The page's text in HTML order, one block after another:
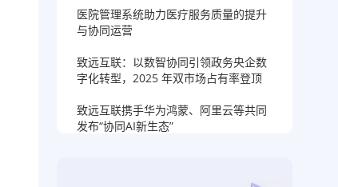
医院管理系统助力医疗服务质量的提升
与协同运营
致远互联：以数智协同引领政务央企数
字化转型，2025 年双市场占有率登顶
致远互联携手华为鸿蒙、阿里云等共同
发布“协同AI新生态”